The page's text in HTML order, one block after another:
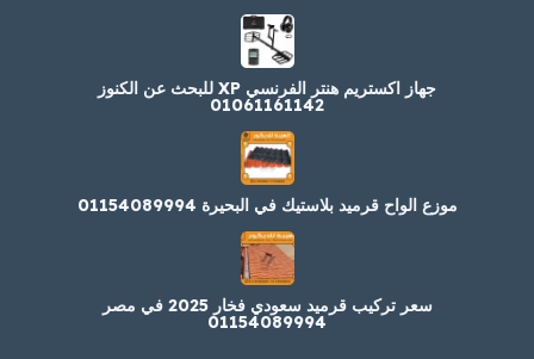
جهاز اكستريم هنتر الفرنسي XP للبحث عن الكنوز
01061161142
موزع الواح قرميد بلاستيك في البحيرة 01154089994
سعر تركيب قرميد سعودي فخار 2025 في مصر
01154089994